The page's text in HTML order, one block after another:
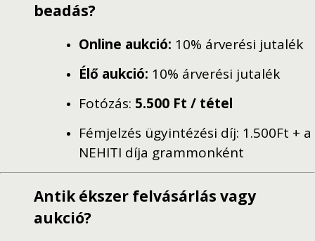
beadás?
Online aukció: 10% árverési jutalék
Élő aukció: 10% árverési jutalék
Fotózás: 5.500 Ft / tétel
Fémjelzés ügyintézési díj: 1.500Ft + a
NEHITI díja grammonként
Antik ékszer felvásárlás vagy
aukció?